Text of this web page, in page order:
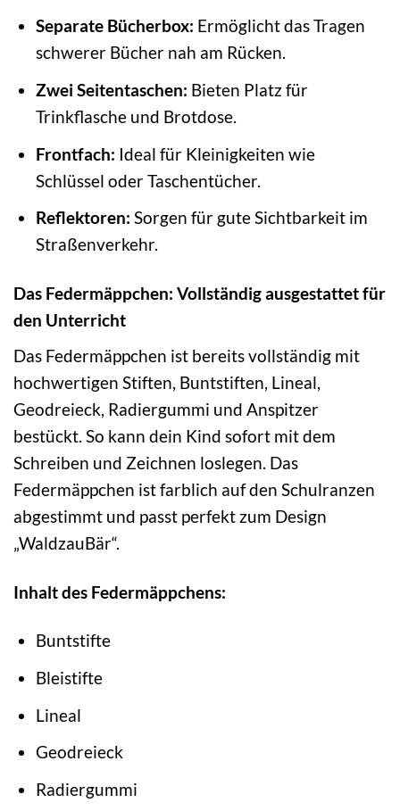
Separate Bücherbox: Ermöglicht das Tragen
schwerer Bücher nah am Rücken.
Zwei Seitentaschen: Bieten Platz für
Trinkflasche und Brotdose.
Frontfach: Ideal für Kleinigkeiten wie
Schlüssel oder Taschentücher.
Reflektoren: Sorgen für gute Sichtbarkeit im
Straßenverkehr.
Das Federmäppchen: Vollständig ausgestattet für
den Unterricht
Das Federmäppchen ist bereits vollständig mit
hochwertigen Stiften, Buntstiften, Lineal,
Geodreieck, Radiergummi und Anspitzer
bestückt. So kann dein Kind sofort mit dem
Schreiben und Zeichnen loslegen. Das
Federmäppchen ist farblich auf den Schulranzen
abgestimmt und passt perfekt zum Design
„WaldzauBär“.
Inhalt des Federmäppchens:
Buntstifte
Bleistifte
Lineal
Geodreieck
Radiergummi